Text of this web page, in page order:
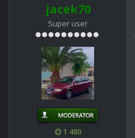
jacek70
Super user
1 480